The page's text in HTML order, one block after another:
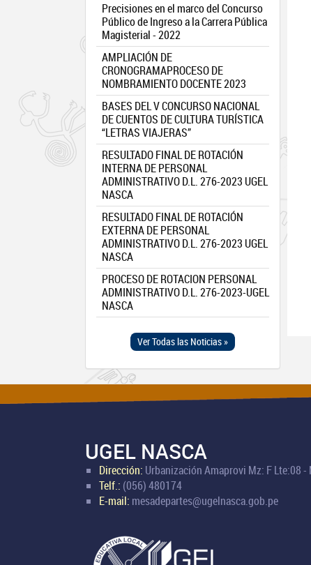
Precisiones en el marco del Concurso
Público de Ingreso a la Carrera Pública
Magisterial - 2022
AMPLIACIÓN DE
CRONOGRAMAPROCESO DE
NOMBRAMIENTO DOCENTE 2023
BASES DEL V CONCURSO NACIONAL
DE CUENTOS DE CULTURA TURÍSTICA
“LETRAS VIAJERAS”
RESULTADO FINAL DE ROTACIÓN
INTERNA DE PERSONAL
ADMINISTRATIVO D.L. 276-2023 UGEL
NASCA
RESULTADO FINAL DE ROTACIÓN
EXTERNA DE PERSONAL
ADMINISTRATIVO D.L. 276-2023 UGEL
NASCA
PROCESO DE ROTACION PERSONAL
ADMINISTRATIVO D.L. 276-2023-UGEL
NASCA
Ver Todas las Noticias »
UGEL NASCA
Dirección: Urbanización Amaprovi Mz: F Lte:08 -
Telf.: (056) 480174
E-mail: mesadepartes@ugelnasca.gob.pe